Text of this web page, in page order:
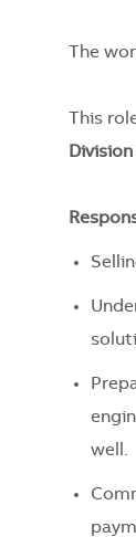
The
This
Division
well.